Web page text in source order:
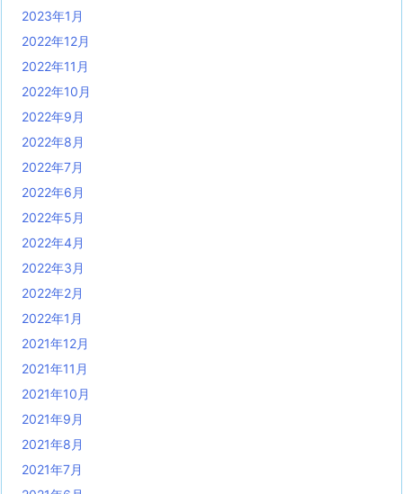
2023年1月
2022年12月
2022年11月
2022年10月
2022年9月
2022年8月
2022年7月
2022年6月
2022年5月
2022年4月
2022年3月
2022年2月
2022年1月
2021年12月
2021年11月
2021年10月
2021年9月
2021年8月
2021年7月